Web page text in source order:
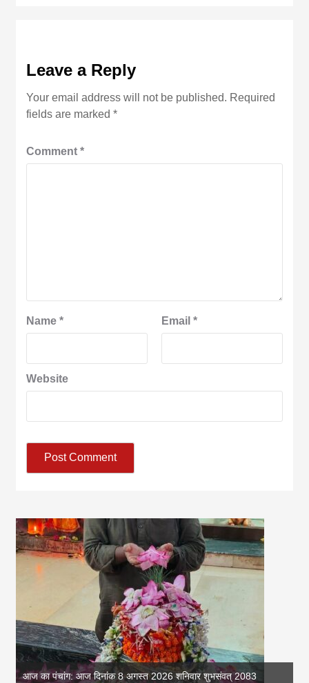
Leave a Reply
Your email address will not be published. Required
fields are marked*
Comment*
Name* Email *
Website
आज का पंचांग: आज दिनांक 8 अगस्त 2026 शनिवार शुभसंवत् 2083